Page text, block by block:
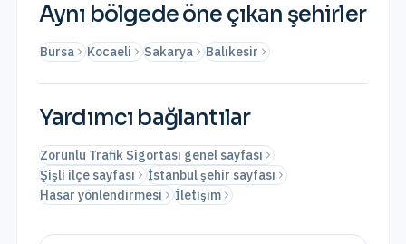
Aynı bölgede öne çıkan şehirler
Bursa Kocaeli Sakarya Balıkesir
Yardımcı bağlantılar
Zorunlu Trafik Sigortası genel sayfası
Şişli ilçe sayfası
İstanbul şehir sayfası
Hasar yönlendirmesi
İletişim